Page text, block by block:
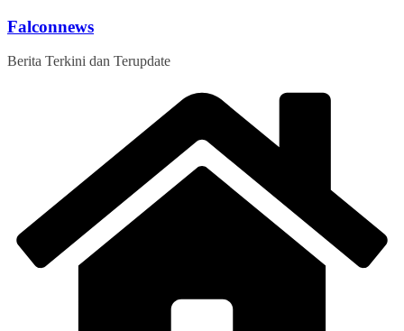
Skip
content
Falconnews
Berita Terkini dan Terupdate